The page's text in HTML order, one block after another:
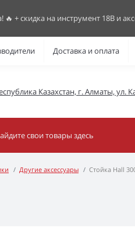
+ скидка на инструмент 18В и
Доставка и оплата
Казахстан, г. Алматы, ул.
Другие аксессуары Стойка Hall